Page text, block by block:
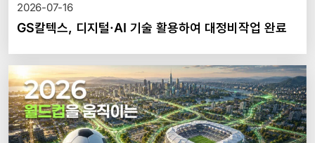
2026-07-16
GS칼텍스, 디지털·AI 기술 활용하여 대정비작업 완료